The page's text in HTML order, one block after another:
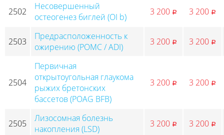
2502
Несовершенный
остеогенез биглей (OI b)
3 200 p 3 200 p
2503
Предрасположенность к
ожирению (POMC / ADI)
3 200 p 3 200 p
2504
Первичная
открытоугольная глаукома
рыжих бретонских
бассетов (POAG BFB)
3 200 p 3 200 p
2505
Лизосомная болезнь
накопления (LSD)
3 200 p 3 200 p